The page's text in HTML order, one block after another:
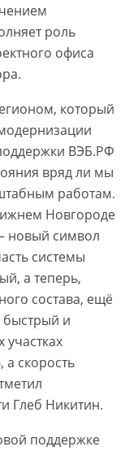
роль
офиса
который
ВЭБ.РФ
вряд ли мы
работам.
Новгороде
новый символ
системы
а теперь,
состава, ещё
быстрый и
скорость
Глеб Никитин.
поддержке